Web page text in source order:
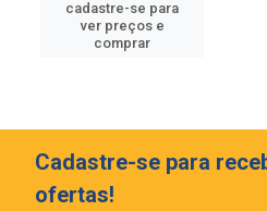
cadastre-se para
ver preços e
comprar
Cadastre-se para
ofertas!